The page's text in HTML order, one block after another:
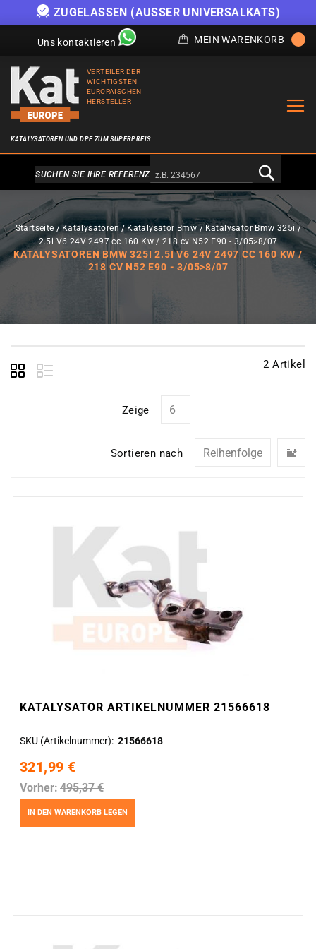
ZUGELASSEN (AUSSER UNIVERSALKATS)
Uns kontaktieren MEIN WARENKORB
VERTEILER DER
WICHTIGSTEN
EUROPÄISCHEN
HERSTELLER
KATALYSATOREN UND DPF ZUM SUPERPREIS
Alternativa a Doofinder
SUCHEN SIE IHRE REFERENZ
Startseite Katalysatoren Katalysator Bmw
Katalysator Bmw 325i
2.5i V6 24V 2497 cc 160 Kw / 218 cv N52 E90 - 3/05>8/07
KATALYSATOREN BMW 325I 2.5I V6 24V 2497 CC 160 KW /
218 CV N52 E90 - 3/05>8/07
2 Artikel
Zeige
Sortieren nach
KATALYSATOR ARTIKELNUMMER 21566618
SKU (Artikelnummer) 21566618
321,99 €
Vorher: 495,37 €
IN DEN WARENKORB LEGEN